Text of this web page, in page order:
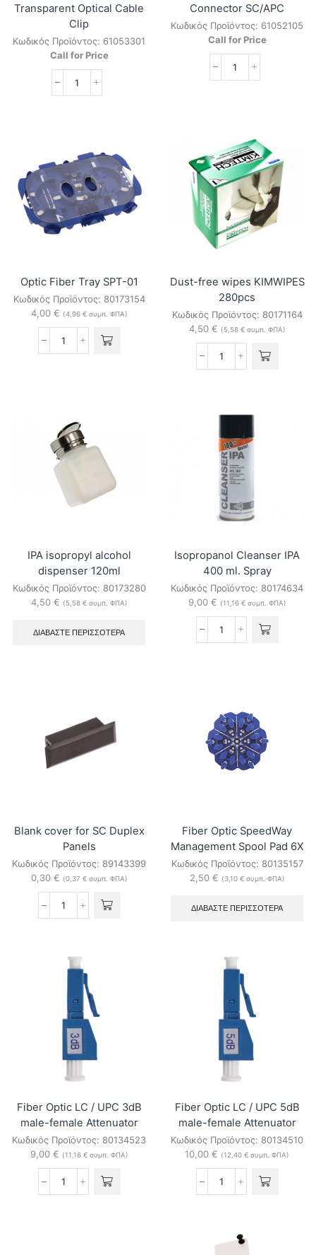
Transparent Optical Cable
Clip
Κωδικός Προϊόντος: 61053301
Call for Price
Huawei
Cable
Clip
ποσότητα
Connector SC/APC
Κωδικός Προϊόντος: 61052105
Call for Price
Huawei
SC/APC
ποσότητα
Optic Fiber Tray SPT-01
Κωδικός Προϊόντος: 80173154
4,00 € (4,96 €συμπ. ΦΠΑ)
Optic
Dust-free wipes KIMWIPES
280pcs
Κωδικός Προϊόντος: 80171164
4,50 € (5,58 €συμπ. ΦΠΑ)
Dust-
280pcs
IPA isopropyl alcohol
dispenser 120ml
Κωδικός Προϊόντος: 80173280
4,50 € (5,58 €συμπ. ΦΠΑ)
ΔΙΑΒΆΣΤΕ ΠΕΡΙΣΣΌΤΕΡΑ
Isopropanol Cleanser IPA
400 ml. Spray
Κωδικός Προϊόντος: 80174634
9,00 € (11,16 €συμπ. ΦΠΑ)
Isopropanol
ποσότητα
Blank cover for SC Duplex
Panels
Κωδικός Προϊόντος: 89143399
0,30 € (0,37 €συμπ. ΦΠΑ)
Blank
Duplex
Panels
ποσότητα
Fiber Optic SpeedWay
Management Spool Pad 6X
Κωδικός Προϊόντος: 80135157
2,50 € (3,10 €συμπ. ΦΠΑ)
ΔΙΑΒΆΣΤΕ ΠΕΡΙΣΣΌΤΕΡΑ
Fiber Optic LC / UPC 3dB
male-female Attenuator
Κωδικός Προϊόντος: 80134523
9,00 € (11,16 €συμπ. ΦΠΑ)
Fiber
Fiber Optic LC / UPC 5dB
male-female Attenuator
Κωδικός Προϊόντος: 80134510
10,00 € (12,40 € συμπ. ΦΠΑ)
Fiber
UPC